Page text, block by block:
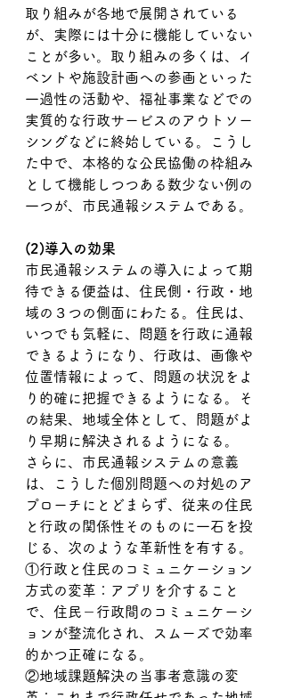
取り組みが各地で展開されている
が、実際には十分に機能していない
ことが多い。取り組みの多くは、イ
ベントや施設計画への参画といった
一過性の活動や、福祉事業などでの
実質的な行政サービスのアウトソー
シングなどに終始している。こうし
た中で、本格的な公民協働の枠組み
として機能しつつある数少ない例の
一つが、市民通報システムである。
(2)導入の効果
市民通報システムの導入によって期
待できる便益は、住民側・行政・地
域の３つの側面にわたる。住民は、
いつでも気軽に、問題を行政に通報
できるようになり、行政は、画像や
位置情報によって、問題の状況をよ
り的確に把握できるようになる。そ
の結果、地域全体として、問題がよ
り早期に解決されるようになる。
さらに、市民通報システムの意義
は、こうした個別問題への対処のア
プローチにとどまらず、従来の住民
と行政の関係性そのものに一石を投
じる、次のような革新性を有する。
①行政と住民のコミュニケーション
方式の変革：アプリを介すること
で、住民－行政間のコミュニケーシ
ョンが整流化され、スムーズで効率
的かつ正確になる。
②地域課題解決の当事者意識の変